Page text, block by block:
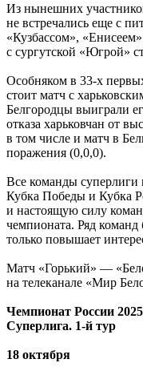
Из нынешних
не встречались еще с
«Кузбассом»,
с сургутской «Югрой»
Особняком в 33-х
стоит матч с
Белгородцы выиграли
отказа харьковчан от
в том числе и матч в
поражения (0,0,0).
Все команды
Кубка Победы и Кубка
и настоящую силу
чемпионата. Ряд команд
только повышает
Матч «Горький» —
на телеканале «Мир
Чемпионат России
Суперлига. 1-й тур
18 октября